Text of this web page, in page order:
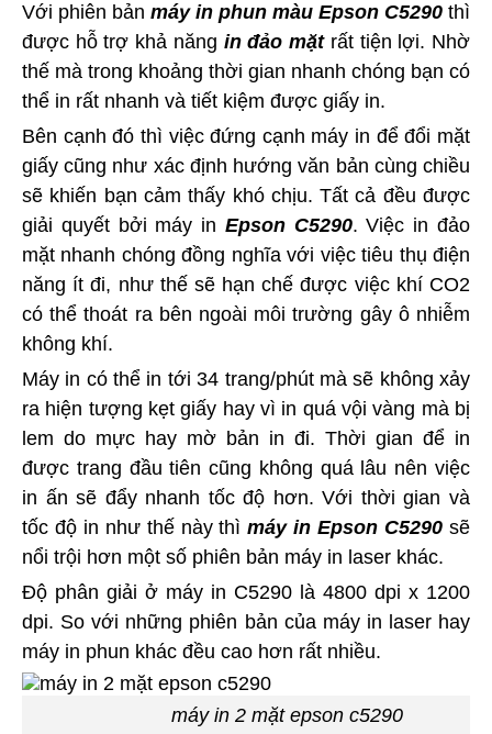
Với phiên bản máy in phun màu Epson C5290 thì
được hỗ trợ khả năng in đảo mặtrất tiện lợi. Nhờ
thế mà trong khoảng thời gian nhanh chóng bạn có
thể in rất nhanh và tiết kiệm được giấy in.
Bên cạnh đó thì việc đứng cạnh máy in để đổi mặt
giấy cũng như xác định hướng văn bản cùng chiều
sẽ khiến bạn cảm thấy khó chịu. Tất cả đều được
giải quyết bởi máy in Epson C5290. Việc in đảo
mặt nhanh chóng đồng nghĩa với việc tiêu thụ điện
năng ít đi, như thế sẽ hạn chế được việc khí CO2
có thể thoát ra bên ngoài môi trường gây ô nhiễm
không khí.
Máy in có thể in tới 34 trang/phút mà sẽ không xảy
ra hiện tượng kẹt giấy hay vì in quá vội vàng mà bị
lem do mực hay mờ bản in đi. Thời gian để in
được trang đầu tiên cũng không quá lâu nên việc
in ấn sẽ đẩy nhanh tốc độ hơn. Với thời gian và
tốc độ in như thế này thì máy in Epson C5290 sẽ
nổi trội hơn một số phiên bản máy in laser khác.
Độ phân giải ở máy in C5290 là 4800 dpi x 1200
dpi. So với những phiên bản của máy in laser hay
máy in phun khác đều cao hơn rất nhiều.
máy in 2 mặt epson c5290